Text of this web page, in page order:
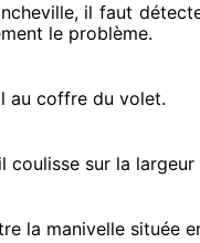
il faut
le problème.
au coffre du volet.
sur la largeur
la manivelle située